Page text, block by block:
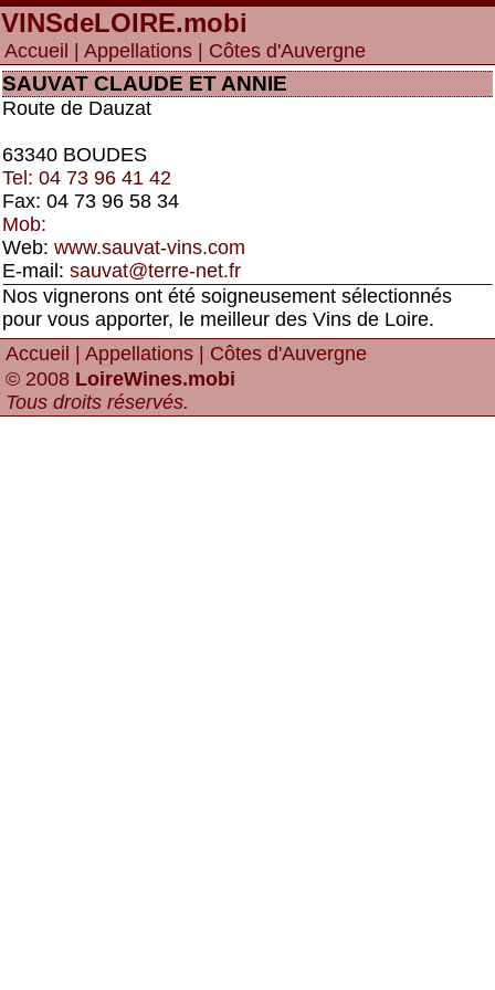
VINSdeLOIRE.mobi
Accueil Appellations | Côtes d'Auvergne
SAUVAT CLAUDE ET ANNIE
Route de Dauzat
63340 BOUDES
Tel: 04 73 96 41 42
Fax: 04 73 96 58 34
Mob:
Web: www.sauvat-vins.com
E-mail: sauvat@terre-net.fr
Nos vignerons ont été soigneusement sélectionnés
pour vous apporter, le meilleur des Vins de Loire.
Accueil
Appellations
| Côtes d'Auvergne
© 2008 LoireWines.mobi
Tous droits réservés.